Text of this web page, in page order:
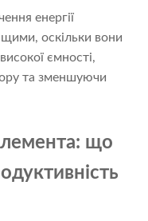
енергії
оскільки вони
ємності,
та зменшуючи
що